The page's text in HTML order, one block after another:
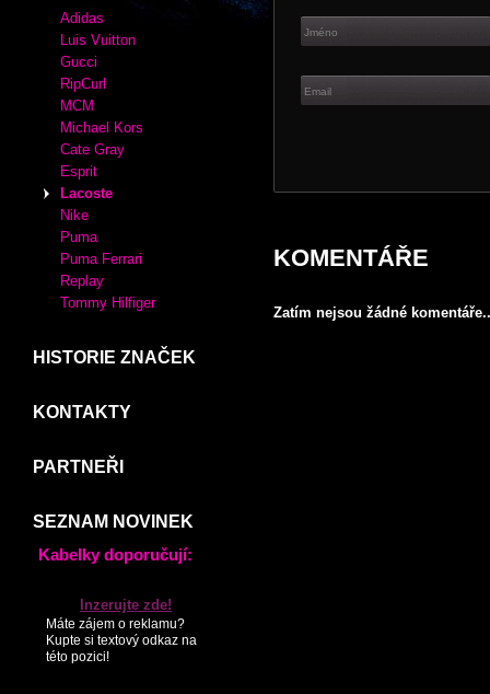
VLOŽIT
Jimmy Choo
Lodičky
Crocs
Desigual
XTI
MIU MIU
KABELKY
Adidas
Luis Vuitton
Gucci
RipCurl
MCM
Michael Kors
Cate Gray
Lacoste
Puma Ferrari
Tommy Hilfiger
HISTORIE ZNAČEK
PARTNEŘI